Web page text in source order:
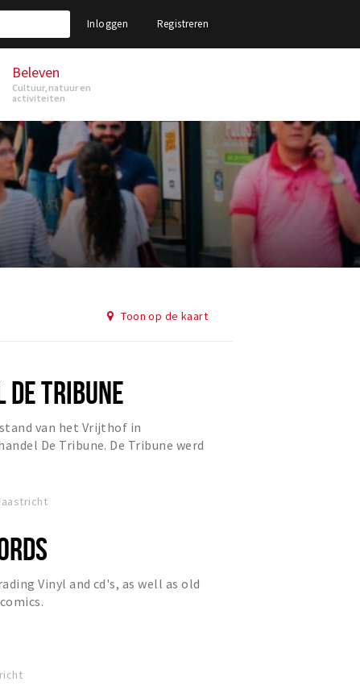
Inloggen Registreren
Beleven
Cultuur, natuur en
activiteiten
Toon op de kaart
DE TRIBUNE
van het Vrijthof in
De Tribune. De Tribune werd
Vinyl and cd's, as well as old